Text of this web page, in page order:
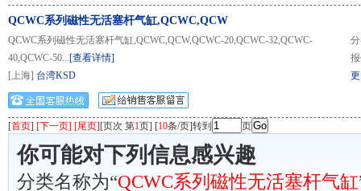
QCWC系列磁性无活塞杆气缸,QCWC,QCW
QCWC系列磁性无活塞杆气缸,QCWC,QCW,QCWC-20,QCWC-32,QCWC-
40,QCWC-50...[查看详情]
[上海] 台湾KSD
[首页] [下一页] [尾页][页次 第1页] [10条/页]转到 页
你可能对下列信息感兴趣
分类名称为“QCWC系列磁性无活塞杆气缸